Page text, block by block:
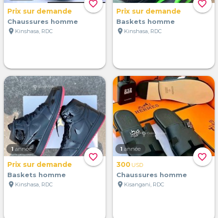
favorite_border
Prix sur demande
Chaussures homme
location_on Kinshasa, RDC
favorite_border
Prix sur demande
Baskets homme
location_on Kinshasa, RDC
favorite_border
1 année
Prix sur demande
Baskets homme
location_on Kinshasa, RDC
favorite_border
1 année
300 USD
Chaussures homme
location_on Kisangani, RDC